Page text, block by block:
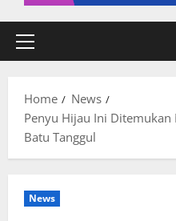
Primary
Home
News
Penyu Hijau Ini
Batu Tanggul
News